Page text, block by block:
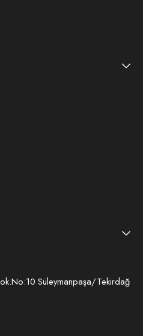
Süleymanpaşa/Tekirdağ